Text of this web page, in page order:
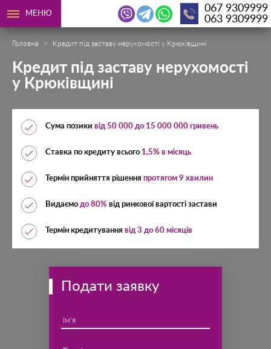
МЕНЮ
067 9309999
063 9309999
Головна Кредит під заставу нерухомості у Крюківщині
Кредит під заставу нерухомості
у Крюківщині
Сума позики від 50 000 до 15 000 000 гривень
Ставка по кредиту всього 1,5% в місяць
Термін прийняття рішення протягом 9 хвилин
Видаємо до 80% від ринкової вартості застави
Термін кредитування від 3 до 60 місяців
Подати заявку
Ім'я